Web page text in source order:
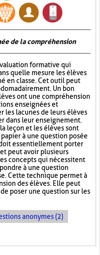
de la compréhension
formative qui
quelle mesure les élèves
en classe. Cet outil peut
Un bon
ont une compréhension
enseignées et
les lacunes de leurs élèves
dans leur enseignement.
leçon et les élèves sont
à une question posée
essentiellement porter
peut avoir plusieurs
concepts qui nécessitent
à une question
Cette technique permet à
des élèves. Elle peut
poser une question sur les
anonymes (2)